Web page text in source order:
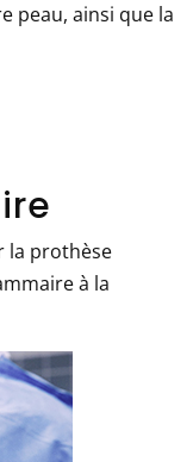
peau, ainsi que la
la prothèse
à la